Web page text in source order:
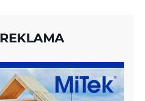
REKLAMA